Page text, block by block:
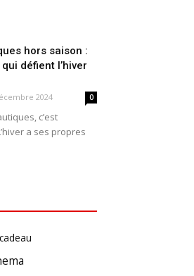
hors saison :
défient l’hiver
2024 0
c’est
a ses propres
cadeau